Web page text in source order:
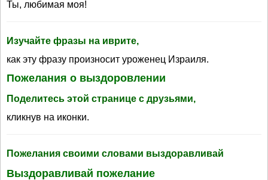
Ты, любимая моя!
Изучайте фразы на иврите,
как эту фразу произносит уроженец Израиля.
Пожелания о выздоровлении
Поделитесь этой странице с друзьями,
кликнув на иконки.
Пожелания своими словами выздоравливай
Выздоравливай пожелание